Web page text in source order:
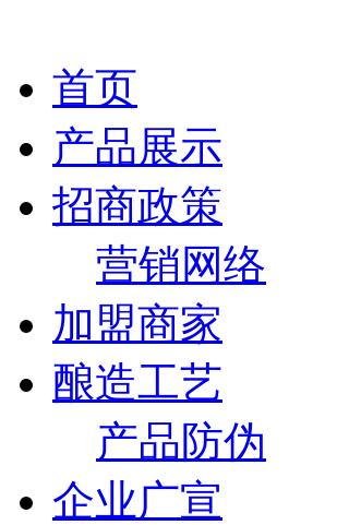
首页
产品展示
招商政策
营销网络
加盟商家
酿造工艺
产品防伪
企业广宣